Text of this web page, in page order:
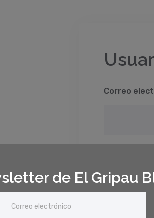
de El Gripau
Correo